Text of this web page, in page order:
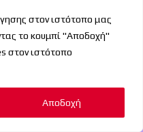
στον ιστότοπο μας
το κουμπί "Αποδοχή"
στον ιστότοπο
Αποδοχή